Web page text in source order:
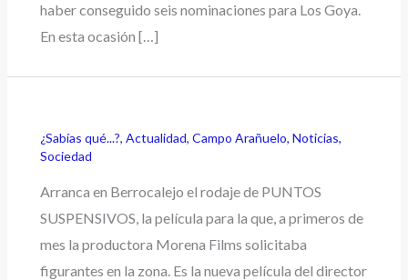
haber conseguido seis nominaciones para Los Goya.
En esta ocasión […]
¿Sabías qué...?,Actualidad,Campo Arañuelo,Noticias,
Sociedad
Arranca en Berrocalejo el rodaje de PUNTOS
SUSPENSIVOS, la película para la que, a primeros de
mes la productora Morena Films solicitaba
figurantes en la zona. Es la nueva película del director